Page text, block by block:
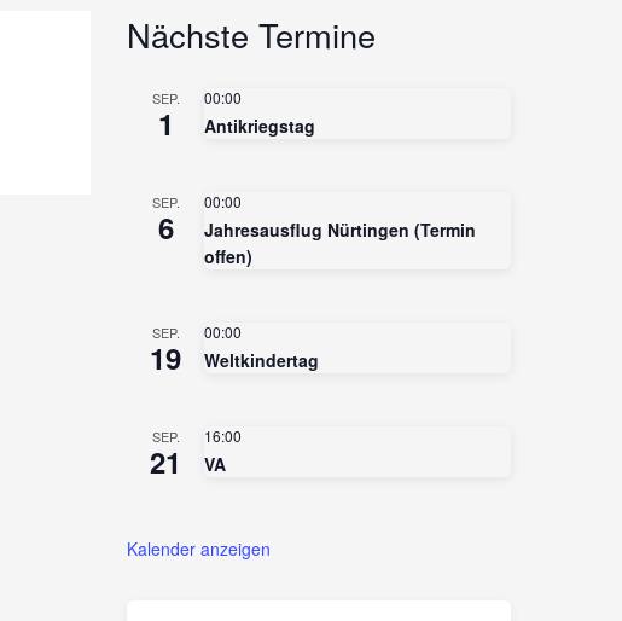
Nächste Termine
SEP.
1
00:00
Antikriegstag
SEP.
6
00:00
Jahresausflug Nürtingen (Termin
offen)
SEP.
19
00:00
Weltkindertag
SEP.
21
16:00
VA
Kalender anzeigen